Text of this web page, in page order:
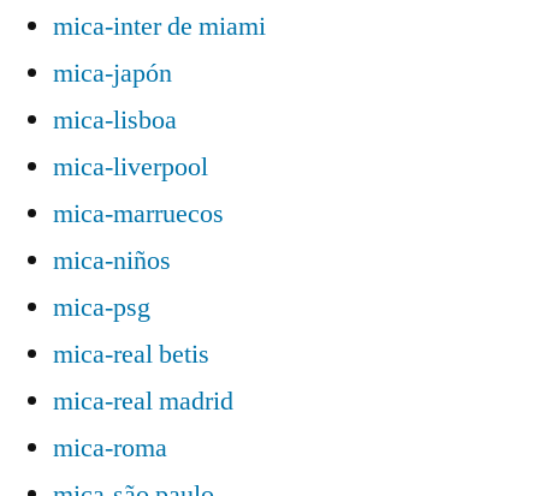
mica-inter de miami
mica-japón
mica-lisboa
mica-liverpool
mica-marruecos
mica-niños
mica-psg
mica-real betis
mica-real madrid
mica-roma